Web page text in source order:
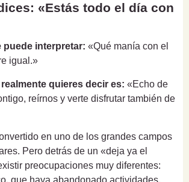
«Estás todo el día con
puede interpretar: «Qué manía con el
igual.»
quieres decir es: «Echo de
reírnos y verte disfrutar también de
en uno de los grandes campos
Pero detrás de un «deja ya el
preocupaciones muy diferentes: